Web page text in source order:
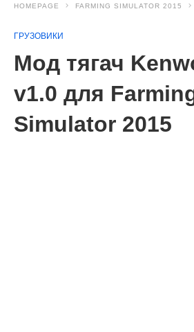
HOMEPAGE FARMING SIMULATOR 2015
ГРУЗОВИКИ
Мод тягач
v1.0 для
Simulator 2015